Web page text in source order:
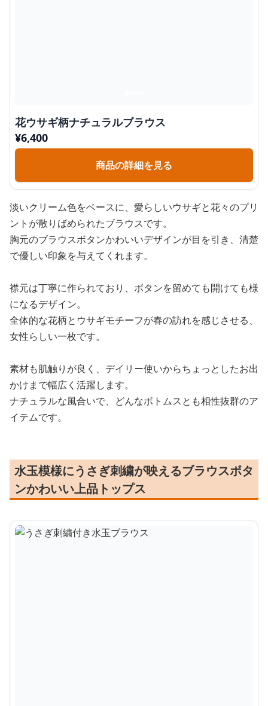
花ウサギ柄ナチュラルブラウス
¥6,400
商品の詳細を見る
淡いクリーム色をベースに、愛らしいウサギと花々のプリ
ントが散りばめられたブラウスです。
胸元のブラウスボタンかわいいデザインが目を引き、清楚
で優しい印象を与えてくれます。
襟元は丁寧に作られており、ボタンを留めても開けても様
になるデザイン。
全体的な花柄とウサギモチーフが春の訪れを感じさせる、
女性らしい一枚です。
素材も肌触りが良く、デイリー使いからちょっとしたお出
かけまで幅広く活躍します。
ナチュラルな風合いで、どんなボトムスとも相性抜群のア
イテムです。
水玉模様にうさぎ刺繍が映えるブラウスボタ
ンかわいい上品トップス